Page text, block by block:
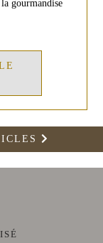
gourmandise